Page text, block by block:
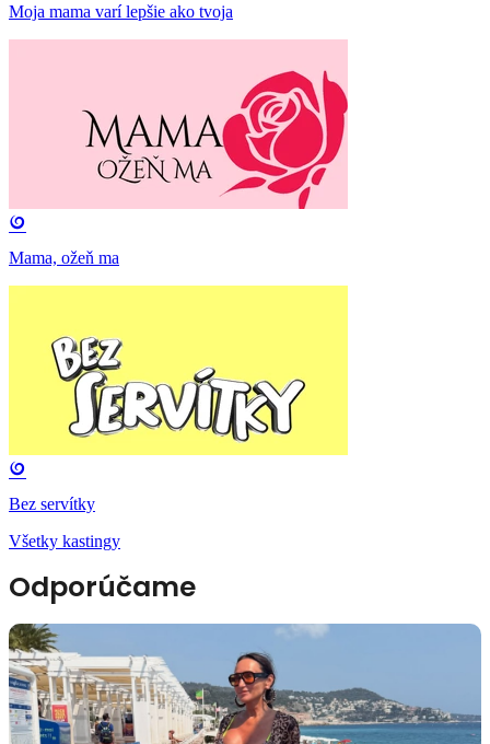
Moja mama varí lepšie ako tvoja
Mama, ožeň ma
Bez servítky
Všetky kastingy
Odporúčame